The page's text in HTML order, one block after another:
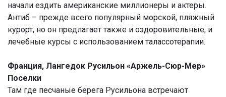
начали ездить американские миллионеры и актеры.
Антиб – прежде всего популярный морской, пляжный
курорт, но он предлагает также и оздоровительные, и
лечебные курсы с использованием талассотерапии.
Франция, Лангедок Русильон «Аржель-Сюр-Мер»
Поселки
Там где песчаные берега Русильона встречают